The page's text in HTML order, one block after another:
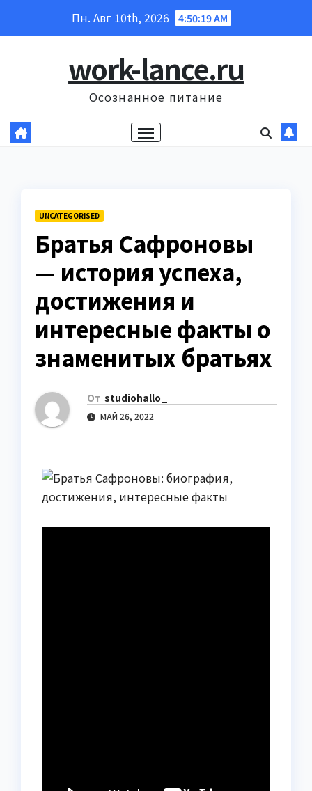
Пн. Авг 10th, 2026 4:50:20 AM
work-lance.ru
Осознанное питание
UNCATEGORISED
Братья Сафроновы
— история успеха,
достижения и
интересные факты о
знаменитых братьях
От studiohallo_
МАЙ 26, 2022